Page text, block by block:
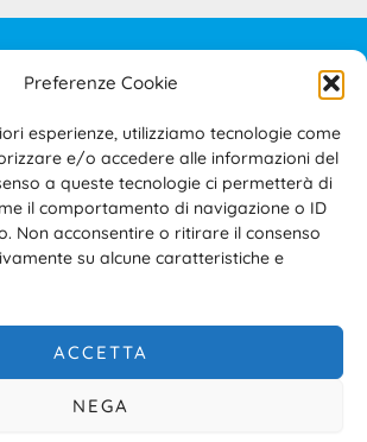
Preferenze Cookie
esperienze, utilizziamo tecnologie come
e/o accedere alle informazioni del
a queste tecnologie ci permetterà di
il comportamento di navigazione o ID
Non acconsentire o ritirare il consenso
su alcune caratteristiche e
ACCETTA
NEGA
IL PROGETTO
PRIVACY POLICY
COOKIE POLICY
D’USO DEL SITO E DELL’AREA
ACCESSIBILITÀ